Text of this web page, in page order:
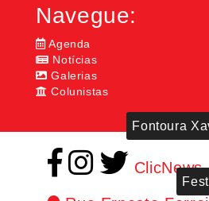
Navegue:
Agenda
Notícias
Galerias
Colunistas
Fontoura